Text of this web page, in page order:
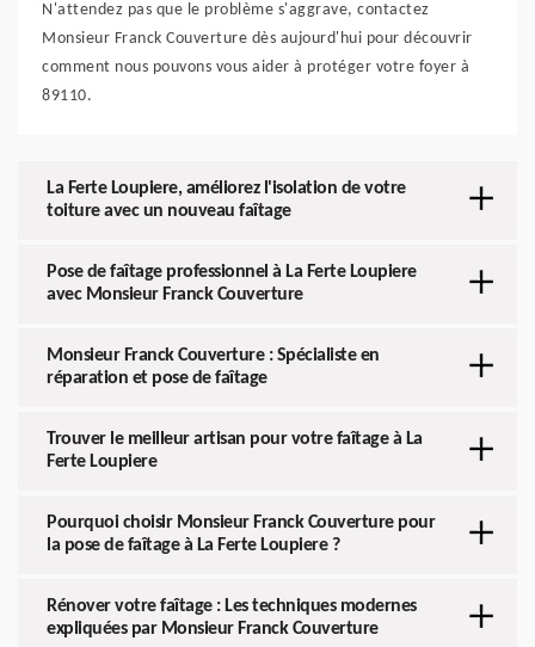
N'attendez pas que le problème s'aggrave, contactez
Monsieur Franck Couverture dès aujourd'hui pour découvrir
comment nous pouvons vous aider à protéger votre foyer à
89110.
La Ferte Loupiere, améliorez l'isolation de votre
toiture avec un nouveau faîtage
Pose de faîtage professionnel à La Ferte Loupiere
avec Monsieur Franck Couverture
Monsieur Franck Couverture : Spécialiste en
réparation et pose de faîtage
Trouver le meilleur artisan pour votre faîtage à La
Ferte Loupiere
Pourquoi choisir Monsieur Franck Couverture pour
la pose de faîtage à La Ferte Loupiere ?
Rénover votre faîtage : Les techniques modernes
expliquées par Monsieur Franck Couverture